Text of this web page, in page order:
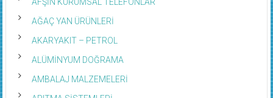
AĞAÇ YAN ÜRÜNLERİ
AKARYAKIT – PETROL
ALÜMİNYUM DOĞRAMA
AMBALAJ MALZEMELERİ